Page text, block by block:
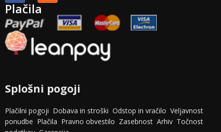
Plačila
Splošni pogoji
Plačilni pogoji Dobava in stroški Odstop in vračilo Veljavnost
ponudbe Plačila Pravno obvestilo Zasebnost Arhiv Točnost